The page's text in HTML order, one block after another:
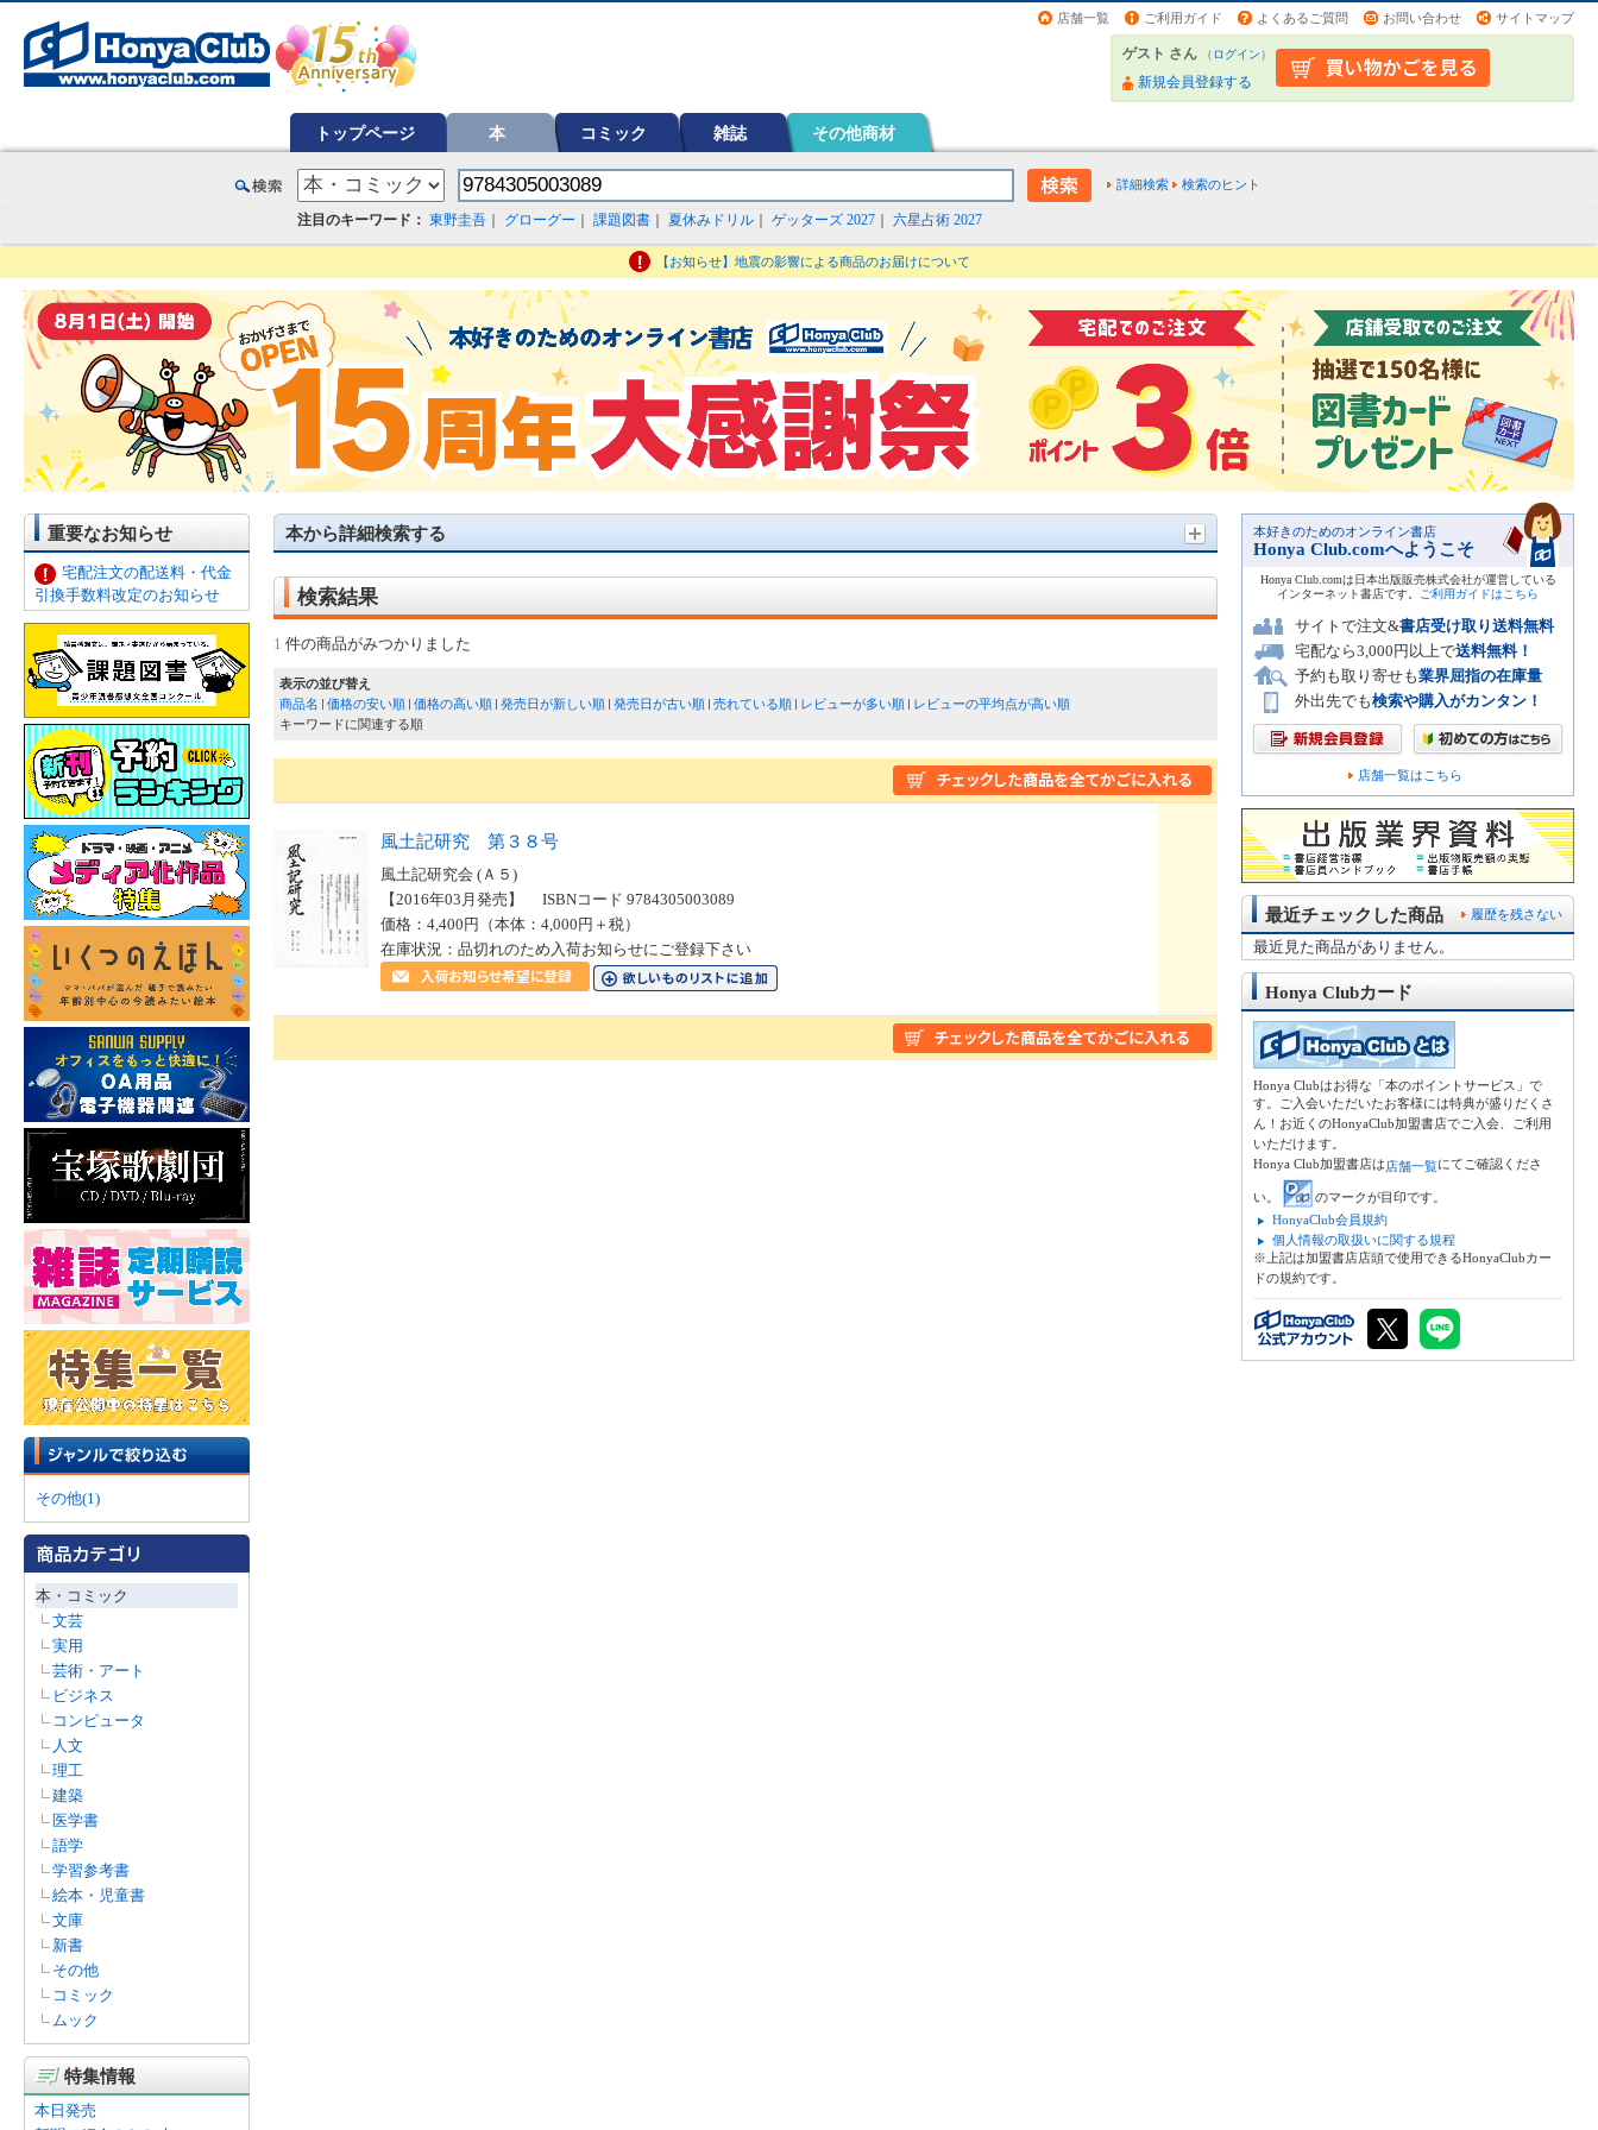
店舗一覧 ご利用ガイド よくあるご質問 お問い合わせ サイトマップ
ゲスト さん （ログイン）
新規会員登録する
トップページ 本 コミック 雑誌 その他商材
詳細検索 検索のヒント
注目のキーワード： 東野圭吾 グローグー 課題図書 夏休みドリル ゲッターズ 2027 六星占術 2027
【お知らせ】地震の影響による商品のお届けについて
重要なお知らせ
宅配注文の配送料・代金
引換手数料改定のお知らせ
その他(1)
本・コミック
文芸
実用
芸術・アート
ビジネス
コンピュータ
人文
理工
建築
医学書
語学
学習参考書
絵本・児童書
文庫
新書
その他
コミック
ムック
特集情報
本日発売
本から詳細検索する
検索結果
1 件の商品がみつかりました
表示の並び替え
商品名
価格の安い順 価格の高い順 発売日が新しい順 発売日が古い順 売れている順 レビューが多い順
レビューの平均点が高い順
キーワードに関連する順
風土記研究 第３８号
風土記研究会 (Ａ５)
【2016年03月発売】 ISBNコード 9784305003089
価格：4,400円（本体：4,000円＋税）
在庫状況：品切れのため入荷お知らせにご登録下さい
本好きのためのオンライン書店
Honya Club.comへようこそ
Honya Club.comは日本出版販売株式会社が運営している
インターネット書店です。
ご利用ガイドはこちら
サイトで注文&書店受け取り送料無料
宅配なら3,000円以上で送料無料！
予約も取り寄せも業界屈指の在庫量
外出先でも検索や購入がカンタン！
店舗一覧はこちら
履歴を残さない
最近チェックした商品
最近見た商品がありません。
Honya Clubカード
Honya Clubはお得な「本のポイントサービス」で
す。ご入会いただいたお客様には特典が盛りだくさ
ん！お近くのHonyaClub加盟書店でご入会、ご利用
いただけます。
Honya Club加盟書店は店舗一覧にてご確認くださ
い。
のマークが目印です。
HonyaClub会員規約
個人情報の取扱いに関する規程
※上記は加盟書店店頭で使用できるHonyaClubカー
ドの規約です。